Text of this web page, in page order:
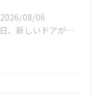
2026/08/06
今日、新しいドアが開かれました。